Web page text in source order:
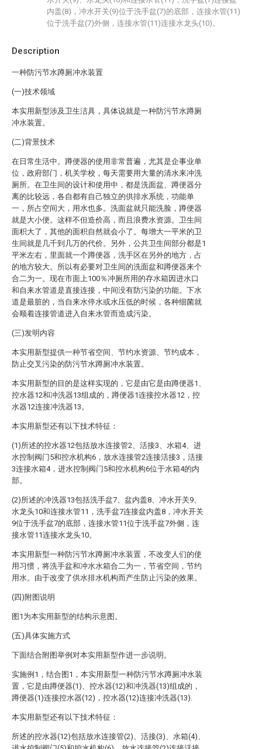
Description
一种防污节水蹲厕冲水装置
(一)技术领域
本实用新型涉及卫生洁具，具体说就是一种防污节水蹲厕
冲水装置。
(二)背景技术
在日常生活中。蹲便器的使用非常普遍，尤其是企事业单
位，政府部门，机关学校，每天需要用大量的清水来冲洗
厕所。在卫生间的设计和使用中，都是洗面盆、蹲便器分
离的比较远，各自都有自己独立的供排水系统，功能单
一，所占空间大，用水也多。洗面盆就只能洗脸，蹲便器
就是大小便。这样不但造价高，而且浪费水资源。卫生间
面积大了，其他的面积自然就会小了。每增大一平米的卫
生间就是几千到几万的代价。另外，公共卫生间部分都是1
平米左右，里面就一个蹲便器，洗手区在另外的地方，占
的地方较大。所以有必要对卫生间的洗面盆和蹲便器来个
合二为一。现在市面上100％冲厕所用的存水箱因进水口
和自来水管道是直接连接，中间没有防污染的功能。下水
道是最脏的，当自来水停水或水压低的时候，各种细菌就
会顺着连接管道进入自来水管而造成污染。
(三)发明内容
本实用新型提供一种节省空间、节约水资源、节约成本，
防止交叉污染的防污节水蹲厕冲水装置。
本实用新型的目的是这样实现的，它是由它是由蹲便器1、
控水器12和冲洗器13组成的，蹲便器1连接控水器12，控
水器12连接冲洗器13。
本实用新型还有以下技术特征：
(1)所述的控水器12包括放水连接管2、活接3、水箱4、进
水控制阀门5和控水机构6，放水连接管2连接活接3，活接
3连接水箱4，进水控制阀门5和控水机构6位于水箱4的内
部。
(2)所述的冲洗器13包括洗手盆7、盆内盖8、冲水开关9、
水龙头10和连接水管11，洗手盆7连接盆内盖8，冲水开关
9位于洗手盆7的底部，连接水管11位于洗手盆7外侧，连
接水管11连接水龙头10。
本实用新型一种防污节水蹲厕冲水装置，不改变人们的使
用习惯，将洗手盆和冲水水箱合二为一，节省空间，节约
用水。由于改变了供水排水机构而产生防止污染的效果。
(四)附图说明
图1为本实用新型的结构示意图。
(五)具体实施方式
下面结合附图举例对本实用新型作进一步说明。
实施例1，结合图1，本实用新型一种防污节水蹲厕冲水装
置，它是由蹲便器(1)、控水器(12)和冲洗器(13)组成的，
蹲便器(1)连接控水器(12)，控水器(12)连接冲洗器(13).
本实用新型还有以下技术特征：
所述的控水器(12)包括放水连接管(2)、活接(3)、水箱(4)、
内盖(8)，冲水开关(9)位于洗手盆(7)的底部，连接水管(11)
位于洗手盆(7)外侧，连接水管(11)连接水龙头(10)。